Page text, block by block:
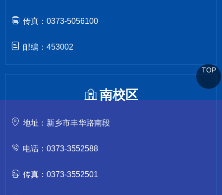
传真：0373-5056100
邮编：453002
南校区
地址：新乡市丰华路南段
电话：0373-3552588
传真：0373-3552501
TOP